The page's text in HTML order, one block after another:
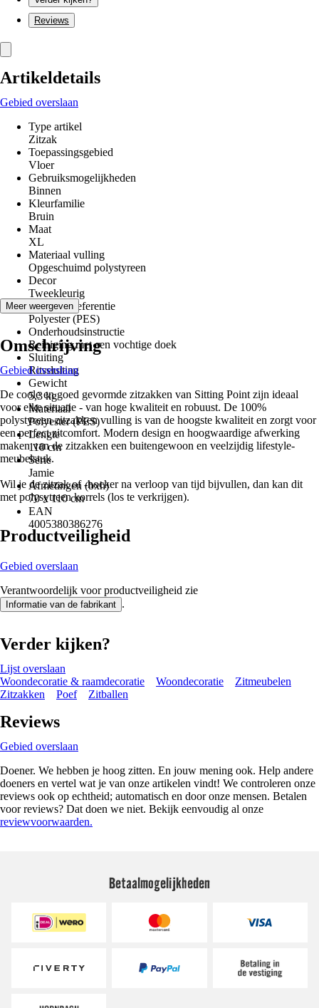
Reviews
Artikeldetails
Gebied overslaan
Type artikel
Zitzak
Toepassingsgebied
Vloer
Gebruiksmogelijkheden
Binnen
Kleurfamilie
Bruin
Maat
XL
Materiaal vulling
Opgeschuimd polystyreen
Decor
Tweekleurig
Materiaal referentie
Polyester (PES)
Onderhoudsinstructie
Reiniging met een vochtige doek
Sluiting
Ritssluiting
Gewicht
5,3 kg
Materiaal
Polyester (PES)
Lengte
110 cm
Serie
Jamie
Afmetingen (bxh)
70 x 110 cm
EAN
4005380386276
Meer weergeven
Omschrijving
Gebied overslaan
De coole en goed gevormde zitzakken van Sitting Point zijn ideaal
voor elke situatie - van hoge kwaliteit en robuust. De 100%
polystyreen zitzakken vulling is van de hoogste kwaliteit en zorgt voor
een perfect zitcomfort. Modern design en hoogwaardige afwerking
maken van de zitzakken een buitengewoon en veelzijdig lifestyle-
meubelstuk.
Wil je de zitzak of -hocker na verloop van tijd bijvullen, dan kan dit
met polysytreen korrels (los te verkrijgen).
Productveiligheid
Gebied overslaan
Verantwoordelijk voor productveiligheid zie
Informatie van de fabrikant .
Verder kijken?
Lijst overslaan
Woondecoratie & raamdecoratie
Woondecoratie
Zitmeubelen
Zitzakken
Poef Zitballen
Reviews
Gebied overslaan
Doener. We hebben je hoog zitten. En jouw mening ook. Help andere
doeners en vertel wat je van onze artikelen vindt! We controleren onze
reviews ook op echtheid; automatisch en door onze mensen. Betalen
voor reviews? Dat doen we niet. Bekijk eenvoudig al onze
reviewvoorwaarden.
Betaalmogelijkheden